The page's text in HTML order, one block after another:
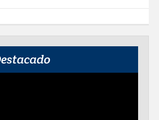
Lleva gobierno de Reynosa programa
Integración Familiar